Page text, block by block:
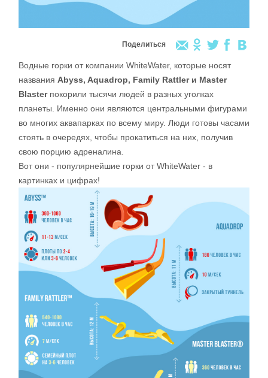
Поделиться
Водные горки от компании WhiteWater, которые носят
названия Abyss, Aquadrop, Family Rattler и Master
Blasterпокорили тысячи людей в разных уголках
планеты. Именно они являются центральными фигурами
во многих аквапарках по всему миру. Люди готовы часами
стоять в очередях, чтобы прокатиться на них, получив
свою порцию адреналина.
Вот они - популярнейшие горки от WhiteWater - в
картинках и цифрах!